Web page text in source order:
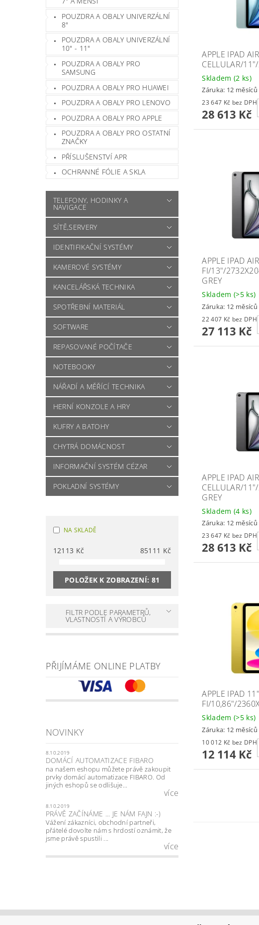
POUZDRA A OBALY UNIVERZÁLNÍ
8"
POUZDRA A OBALY UNIVERZÁLNÍ
10" - 11"
POUZDRA A OBALY PRO
SAMSUNG
POUZDRA A OBALY PRO HUAWEI
POUZDRA A OBALY PRO LENOVO
POUZDRA A OBALY PRO APPLE
POUZDRA A OBALY PRO OSTATNÍ
ZNAČKY
PŘÍSLUŠENSTVÍ APR
OCHRANNÉ FÓLIE A SKLA
TELEFONY, HODINKY A
NAVIGACE
SÍTĚ,SERVERY
IDENTIFIKAČNÍ SYSTÉMY
KAMEROVÉ SYSTÉMY
KANCELÁŘSKÁ TECHNIKA
SPOTŘEBNÍ MATERIÁL
SOFTWARE
REPASOVANÉ POČÍTAČE
NOTEBOOKY
NÁŘADÍ A MĚŘÍCÍ TECHNIKA
HERNÍ KONZOLE A HRY
KUFRY A BATOHY
CHYTRÁ DOMÁCNOST
INFORMAČNÍ SYSTÉM CÉZAR
POKLADNÍ SYSTÉMY
NA SKLADĚ
12113 Kč 85111 Kč
POLOŽEK K ZOBRAZENÍ: 81
FILTR PODLE PARAMETRŮ,
VLASTNOSTÍ A VÝROBCŮ
PŘIJÍMÁME ONLINE PLATBY
NOVINKY
8.10.2019
DOMÁCÍ AUTOMATIZACE FIBARO
na našem eshopu můžete právě zakoupit
prvky domácí automatizace FIBARO. Od
jiných eshopů se odlišuje...
více
8.10.2019
PRÁVĚ ZAČÍNÁME ... JE NÁM FAJN :-)
Vážení zákazníci, obchodní partneři,
přátelé dovolte nám s hrdostí oznámit, že
jsme právě spustili ...
více
APPLE IPAD
CELLULAR/
Skladem (2 ks)
Záruka: 12 měsíců
23 647 Kč bez DPH
28 613 Kč
APPLE IPAD
FI/13"/
GREY
Skladem (>5 ks)
Záruka: 12 měsíců
22 407 Kč bez DPH
27 113 Kč
APPLE IPAD
CELLULAR/
GREY
Skladem (4 ks)
Záruka: 12 měsíců
23 647 Kč bez DPH
28 613 Kč
APPLE IPAD
FI/10,86"/
Skladem (>5 ks)
Záruka: 12 měsíců
10 012 Kč bez DPH
12 114 Kč